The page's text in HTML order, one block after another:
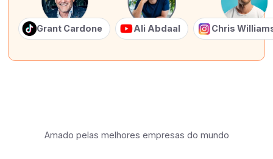
Grant Cardone Ali Abdaal Chris
Amado pelas melhores empresas do mundo